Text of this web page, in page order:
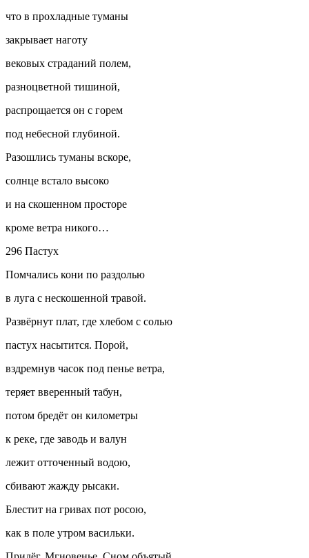
что в прохладные туманы
закрывает наготу
вековых страданий полем,
разноцветной тишиной,
распрощается он с горем
под небесной глубиной.
Разошлись туманы вскоре,
солнце встало высоко
и на скошенном просторе
кроме ветра никого…
296 Пастух
Помчались кони по раздолью
в луга с нескошенной травой.
Развёрнут плат, где хлебом с солью
пастух насытится. Порой,
вздремнув часок под пенье ветра,
теряет вверенный табун,
потом бредёт он километры
к реке, где заводь и валун
лежит отточенный водою,
сбивают жажду рысаки.
Блестит на гривах пот росою,
как в поле утром васильки.